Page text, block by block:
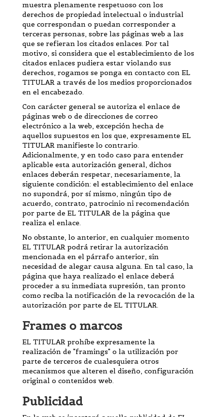
muestra plenamente respetuoso con los
derechos de propiedad intelectual o industrial
que correspondan o puedan corresponder a
terceras personas, sobre las páginas web a las
que se refieran los citados enlaces. Por tal
motivo, si considera que el establecimiento de los
citados enlaces pudiera estar violando sus
derechos, rogamos se ponga en contacto con EL
TITULAR a través de los medios proporcionados
en el encabezado.
Con carácter general se autoriza el enlace de
páginas web o de direcciones de correo
electrónico a la web, excepción hecha de
aquellos supuestos en los que, expresamente EL
TITULAR manifieste lo contrario.
Adicionalmente, y en todo caso para entender
aplicable esta autorización general, dichos
enlaces deberán respetar, necesariamente, la
siguiente condición: el establecimiento del enlace
no supondrá, por sí mismo, ningún tipo de
acuerdo, contrato, patrocinio ni recomendación
por parte de EL TITULAR de la página que
realiza el enlace.
No obstante, lo anterior, en cualquier momento
EL TITULAR podrá retirar la autorización
mencionada en el párrafo anterior, sin
necesidad de alegar causa alguna. En tal caso, la
página que haya realizado el enlace deberá
proceder a su inmediata supresión, tan pronto
como reciba la notificación de la revocación de la
autorización por parte de EL TITULAR.
Frames o marcos
EL TITULAR prohíbe expresamente la
realización de "framings" o la utilización por
parte de terceros de cualesquiera otros
mecanismos que alteren el diseño, configuración
original o contenidos web.
Publicidad